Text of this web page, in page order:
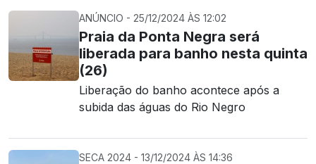
ANÚNCIO - 25/12/2024 ÀS 12:02
Praia da Ponta Negra será
liberada para banho nesta quinta
(26)
Liberação do banho acontece após a
subida das águas do Rio Negro
SECA 2024 - 13/12/2024 ÀS 14:36